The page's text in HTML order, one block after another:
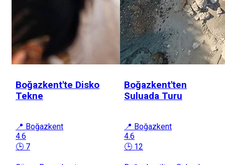
Boğazkent'te Disko
Tekne
📍 Boğazkent
4.6
🕒 7
Boğazkent'ten
Suluada Turu
📍 Boğazkent
4.6
🕒 12